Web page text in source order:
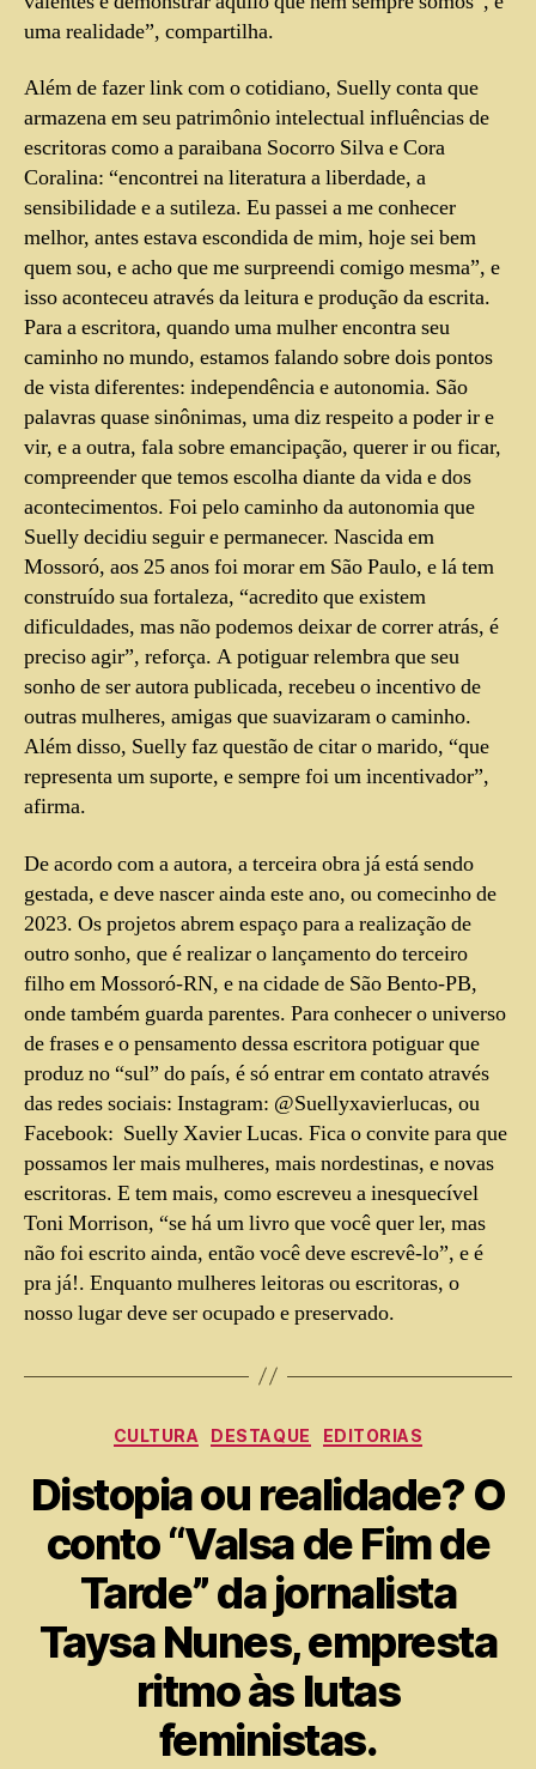
uma realidade”, compartilha.
Além de fazer link com o cotidiano, Suelly conta que
armazena em seu patrimônio intelectual influências de
escritoras como a paraibana Socorro Silva e Cora
Coralina: “encontrei na literatura a liberdade, a
sensibilidade e a sutileza. Eu passei a me conhecer
melhor, antes estava escondida de mim, hoje sei bem
quem sou, e acho que me surpreendi comigo mesma”, e
isso aconteceu através da leitura e produção da escrita.
Para a escritora, quando uma mulher encontra seu
caminho no mundo, estamos falando sobre dois pontos
de vista diferentes: independência e autonomia. São
palavras quase sinônimas, uma diz respeito a poder ir e
vir, e a outra, fala sobre emancipação, querer ir ou ficar,
compreender que temos escolha diante da vida e dos
acontecimentos. Foi pelo caminho da autonomia que
Suelly decidiu seguir e permanecer. Nascida em
Mossoró, aos 25 anos foi morar em São Paulo, e lá tem
construído sua fortaleza, “acredito que existem
dificuldades, mas não podemos deixar de correr atrás, é
preciso agir”, reforça. A potiguar relembra que seu
sonho de ser autora publicada, recebeu o incentivo de
outras mulheres, amigas que suavizaram o caminho.
Além disso, Suelly faz questão de citar o marido, “que
representa um suporte, e sempre foi um incentivador”,
afirma.
De acordo com a autora, a terceira obra já está sendo
gestada, e deve nascer ainda este ano, ou comecinho de
2023. Os projetos abrem espaço para a realização de
outro sonho, que é realizar o lançamento do terceiro
filho em Mossoró-RN, e na cidade de São Bento-PB,
onde também guarda parentes. Para conhecer o universo
de frases e o pensamento dessa escritora potiguar que
produz no “sul” do país, é só entrar em contato através
das redes sociais: Instagram: @Suellyxavierlucas, ou
Facebook: Suelly Xavier Lucas. Fica o convite para que
possamos ler mais mulheres, mais nordestinas, e novas
escritoras. E tem mais, como escreveu a inesquecível
Toni Morrison, “se há um livro que você quer ler, mas
não foi escrito ainda, então você deve escrevê-lo”, e é
pra já!. Enquanto mulheres leitoras ou escritoras, o
nosso lugar deve ser ocupado e preservado.
CULTURA DESTAQUE EDITORIAS
Distopia ou realidade? O
conto “Valsa de Fim de
Tarde” da jornalista
Taysa Nunes, empresta
ritmo às lutas
feministas.